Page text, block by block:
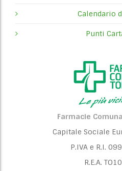
Calendario
Punti
Farmacie
Capitale Sociale
P.IVA e R.I.
R.E.A.